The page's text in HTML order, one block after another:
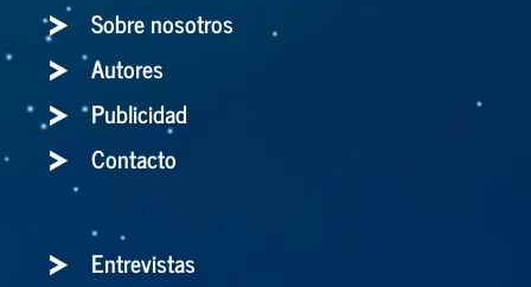
Sobre nosotros
Autores
Publicidad
Contacto
Entrevistas